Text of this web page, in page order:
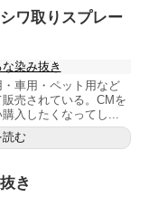
ワ取りスプレー
染み抜き
車用・ペット用など
売されている。CMを
入したくなってし...
む
き